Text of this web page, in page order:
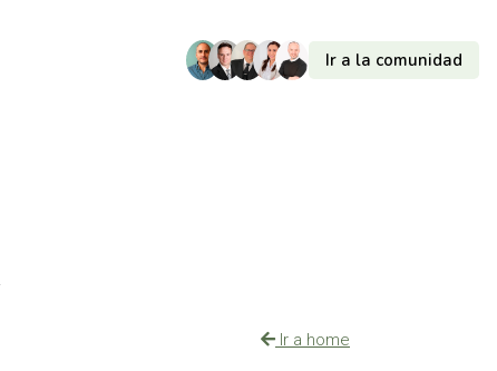
Ir a la comunidad
Ir a home